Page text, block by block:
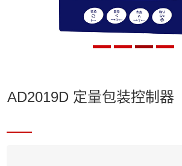
AD2019D 定量包装控制器